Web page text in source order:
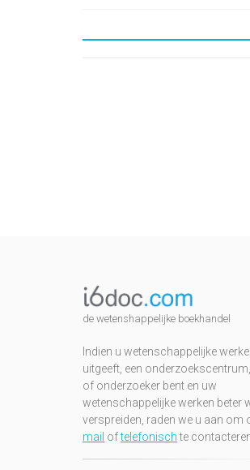
de wetenshappelijke boekhandel
Indien u wetenschappelijke
uitgeeft, een
of onderzoeker bent en uw
wetenschappelijke werken beter
verspreiden, raden we u aan om
mail oftelefonischte